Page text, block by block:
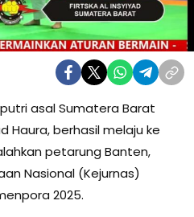
asal Sumatera Barat
Haura, berhasil melaju ke
petarung Banten,
Nasional (Kejurnas)
2025.